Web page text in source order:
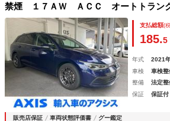
禁煙 １７ＡＷ ＡＣＣ オートトラン
スプレイ 純正ナビＴＶ バックカメラ
レコ 令和８年５月ディーラーでバッ
月コーティング施工
支払総額(
185.5
年式 2021
車検
車検整
整備
法定整
保証
保証
販売店保証 車両状態評価書 グー鑑定